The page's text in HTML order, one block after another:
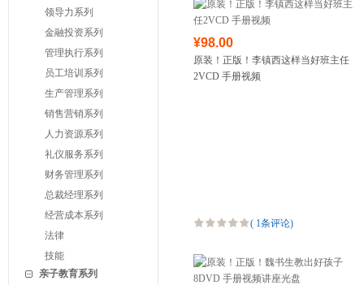
领导力系列
金融投资系列
管理执行系列
员工培训系列
生产管理系列
销售营销系列
人力资源系列
礼仪服务系列
财务管理系列
总裁经理系列
经营成本系列
法律
技能
亲子教育系列
¥98.00
原装！正版！李镇西这样当好班主任
2VCD 手册视频
( 1条评论)